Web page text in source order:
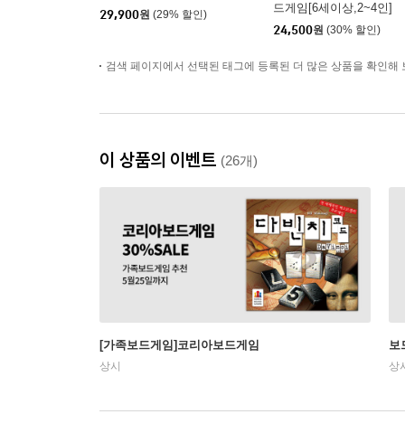
29,900원 (29% 할인)
드게임[6세이상,2~4인]
24,500원 (30% 할인)
검색 페이지에서 선택된 태그에 등록된 더 많은 상품을 확인해
이 상품의 이벤트 (26개)
[가족보드게임]코리아보드게임
상시
보
상